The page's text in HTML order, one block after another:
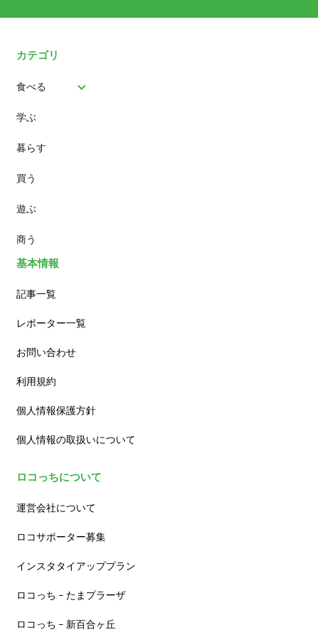
カテゴリ
食べる
パン
スイーツ
ランチ
カフェ
学ぶ
暮らす
買う
遊ぶ
商う
基本情報
記事一覧
レポーター一覧
お問い合わせ
利用規約
個人情報保護方針
個人情報の取扱いについて
ロコっちについて
運営会社について
ロコサポーター募集
インスタタイアッププラン
ロコっち – たまプラーザ
ロコっち – 新百合ヶ丘